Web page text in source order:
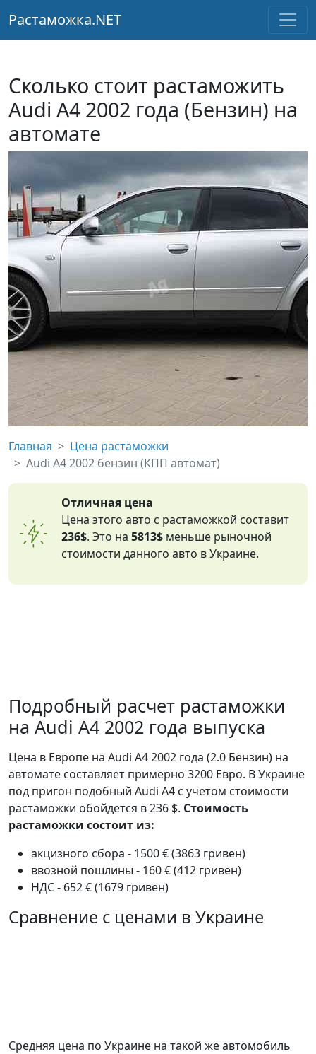
Растаможка.NET
Сколько стоит растаможить
Audi A4 2002 года (Бензин) на
автомате
Главная
Цена растаможки
Audi A4 2002 бензин (КПП автомат)
Отличная цена
Цена этого авто с растаможкой составит
236$. Это на5813$ меньше рыночной
стоимости данного авто в Украине.
Подробный расчет растаможки
на Audi A4 2002 года выпуска
Цена в Европе на Audi A4 2002 года (2.0 Бензин) на
автомате составляет примерно 3200 Евро. В Украине
под пригон подобный Audi A4 с учетом стоимости
растаможки обойдется в 236 $. Стоимость
растаможки состоит из:
акцизного сбора - 1500 € (3863 гривен)
ввозной пошлины - 160 € (412 гривен)
НДС - 652 € (1679 гривен)
Сравнение с ценами в Украине
Средняя цена по Украине на такой же автомобиль